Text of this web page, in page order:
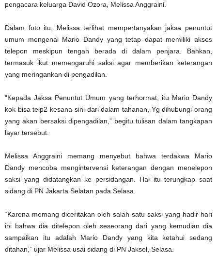
pengacara keluarga David Ozora, Melissa Anggraini.
Dalam foto itu, Melissa terlihat mempertanyakan jaksa penuntut
umum mengenai Mario Dandy yang tetap dapat memiliki akses
telepon meskipun tengah berada di dalam penjara. Bahkan,
termasuk ikut memengaruhi saksi agar memberikan keterangan
yang meringankan di pengadilan.
“Kepada Jaksa Penuntut Umum yang terhormat, itu Mario Dandy
kok bisa telp2 kesana sini dari dalam tahanan, Yg dihubungi orang
yang akan bersaksi dipengadilan,” begitu tulisan dalam tangkapan
layar tersebut.
Melissa Anggraini memang menyebut bahwa terdakwa Mario
Dandy mencoba mengintervensi keterangan dengan menelepon
saksi yang didatangkan ke persidangan. Hal itu terungkap saat
sidang di PN Jakarta Selatan pada Selasa.
“Karena memang diceritakan oleh salah satu saksi yang hadir hari
ini bahwa dia ditelepon oleh seseorang dari yang kemudian dia
sampaikan itu adalah Mario Dandy yang kita ketahui sedang
ditahan,” ujar Melissa usai sidang di PN Jaksel, Selasa.